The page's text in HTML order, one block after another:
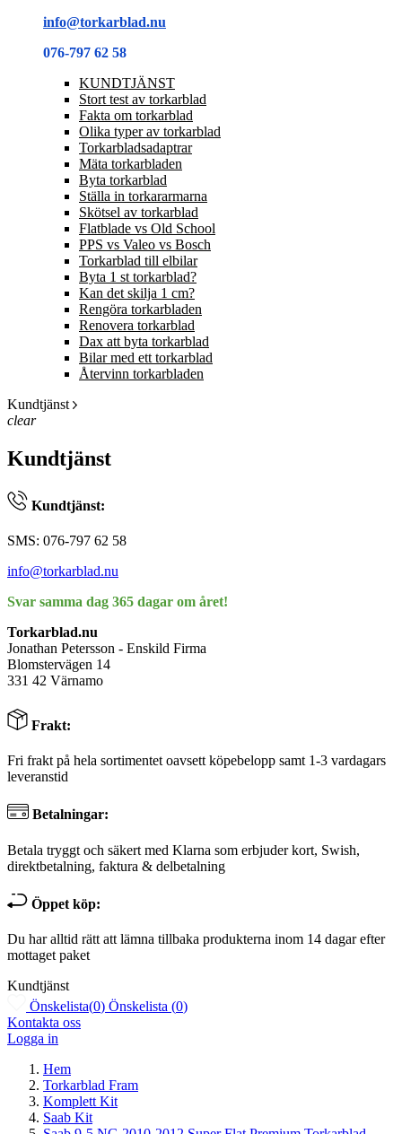
info@torkarblad.nu
076-797 62 58
KUNDTJÄNST
Stort test av torkarblad
Fakta om torkarblad
Olika typer av torkarblad
Torkarbladsadaptrar
Mäta torkarbladen
Byta torkarblad
Ställa in torkararmarna
Skötsel av torkarblad
Flatblade vs Old School
PPS vs Valeo vs Bosch
Torkarblad till elbilar
Byta 1 st torkarblad?
Kan det skilja 1 cm?
Rengöra torkarbladen
Renovera torkarblad
Dax att byta torkarblad
Bilar med ett torkarblad
Återvinn torkarbladen
Kundtjänst
clear
Kundtjänst
Kundtjänst:
SMS: 076-797 62 58
info@torkarblad.nu
Svar samma dag 365 dagar om året!
Torkarblad.nu
Jonathan Petersson - Enskild Firma
Blomstervägen 14
331 42 Värnamo
Frakt:
Fri frakt på hela sortimentet oavsett köpebelopp samt 1-3 vardagars
leveranstid
Betalningar:
Betala tryggt och säkert med Klarna som erbjuder kort, Swish,
direktbetalning, faktura & delbetalning
Öppet köp:
Du har alltid rätt att lämna tillbaka produkterna inom 14 dagar efter
mottaget paket
Kundtjänst
Önskelista(0) Önskelista (0)
Kontakta oss
Logga in
Hem
Torkarblad Fram
Komplett Kit
Saab Kit